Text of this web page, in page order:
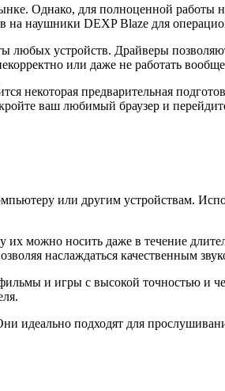
Однако, для полноценной работы
на наушники DEXP Blaze для
устройств. Драйверы
или даже не работать
некоторая предварительная
ваш любимый браузер и
или другим устройствам.
можно носить даже в течение
наслаждаться качественным
и игры с высокой точностью
подходят для